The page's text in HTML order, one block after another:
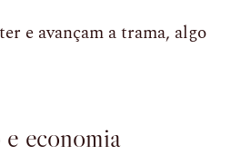
e avançam a trama, algo
e economia